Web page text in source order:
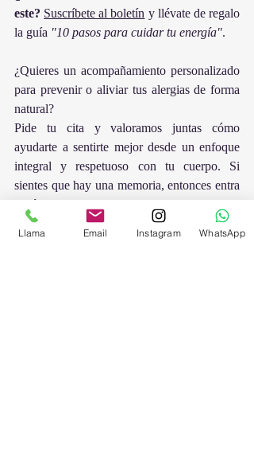
este? Suscríbete al boletín y llévate de regalo
la guía "10 pasos para cuidar tu energía".
¿Quieres un acompañamiento personalizado
para prevenir o aliviar tus alergias de forma
natural?
Pide tu cita y valoramos juntas cómo
ayudarte a sentirte mejor desde un enfoque
integral y respetuoso con tu cuerpo. Si
sientes que hay una memoria, entonces entra
aquí:
Llama Email Instagram WhatsApp